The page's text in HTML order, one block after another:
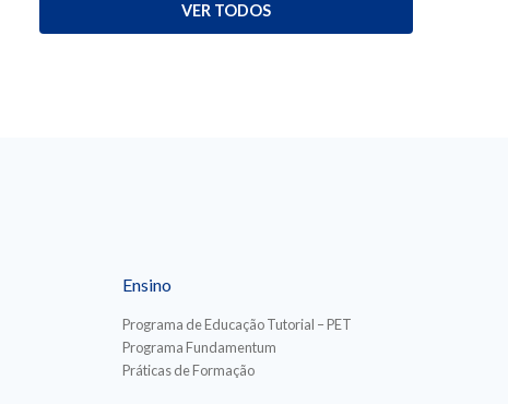
VER TODOS
Ensino
Programa de Educação Tutorial – PET
Programa Fundamentum
Práticas de Formação